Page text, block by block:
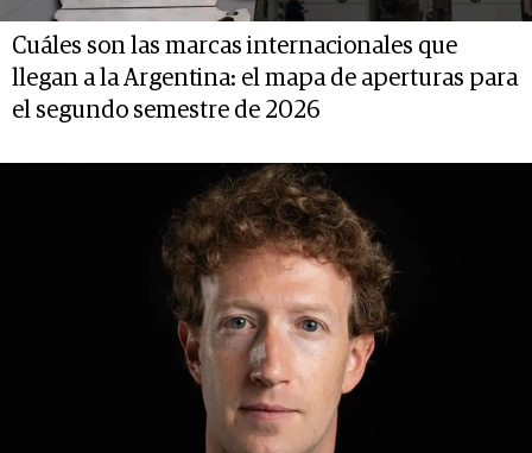
Cuáles son las marcas internacionales que
llegan a la Argentina: el mapa de aperturas para
el segundo semestre de 2026